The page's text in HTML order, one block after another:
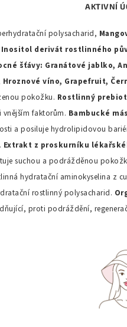
AKTIVNÍ
polysacharid,
Inositol derivát rostlinného
šťávy: Granátové jablko,
Hroznové víno, Grapefruit,
pokožku. Rostlinný
faktorům. Bambucké
a posiluje hydrolipidovou
Extrakt z proskurníku
suchou a podrážděnou
hydratační aminokyselina z
rostlinný polysacharid.
proti podráždění,